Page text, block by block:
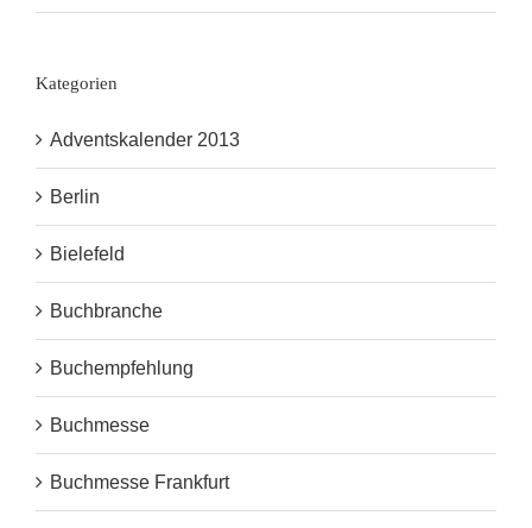
Kategorien
Adventskalender 2013
Berlin
Bielefeld
Buchbranche
Buchempfehlung
Buchmesse
Buchmesse Frankfurt